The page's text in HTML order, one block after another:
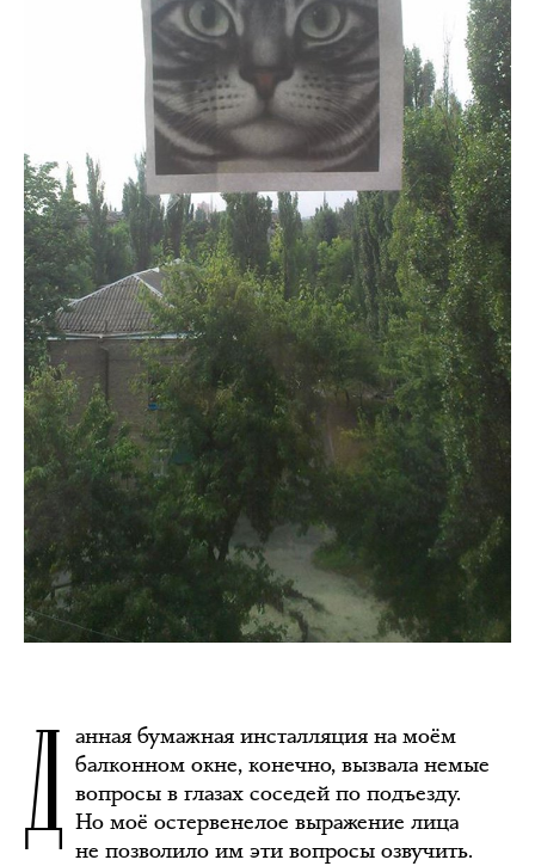
Д анная бумажная инсталляция на моём
балконном окне, конечно, вызвала немые
вопросы в глазах соседей по подъезду.
Но моё остервенелое выражение лица
не позволило им эти вопросы озвучить.